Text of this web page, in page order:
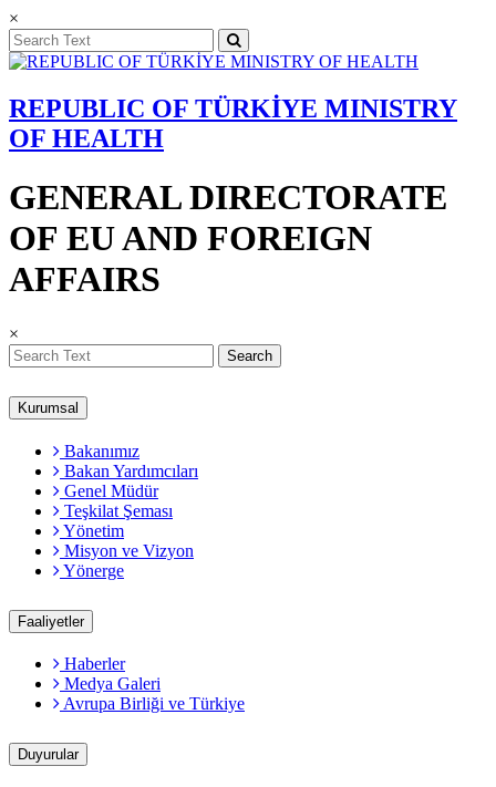
×
REPUBLIC OF TÜRKİYE MINISTRY
OF HEALTH
GENERAL DIRECTORATE
OF EU AND FOREIGN
AFFAIRS
×
Search
Kurumsal
Bakanımız
Bakan Yardımcıları
Genel Müdür
Teşkilat Şeması
Yönetim
Misyon ve Vizyon
Yönerge
Faaliyetler
Haberler
Medya Galeri
Avrupa Birliği ve Türkiye
Duyurular